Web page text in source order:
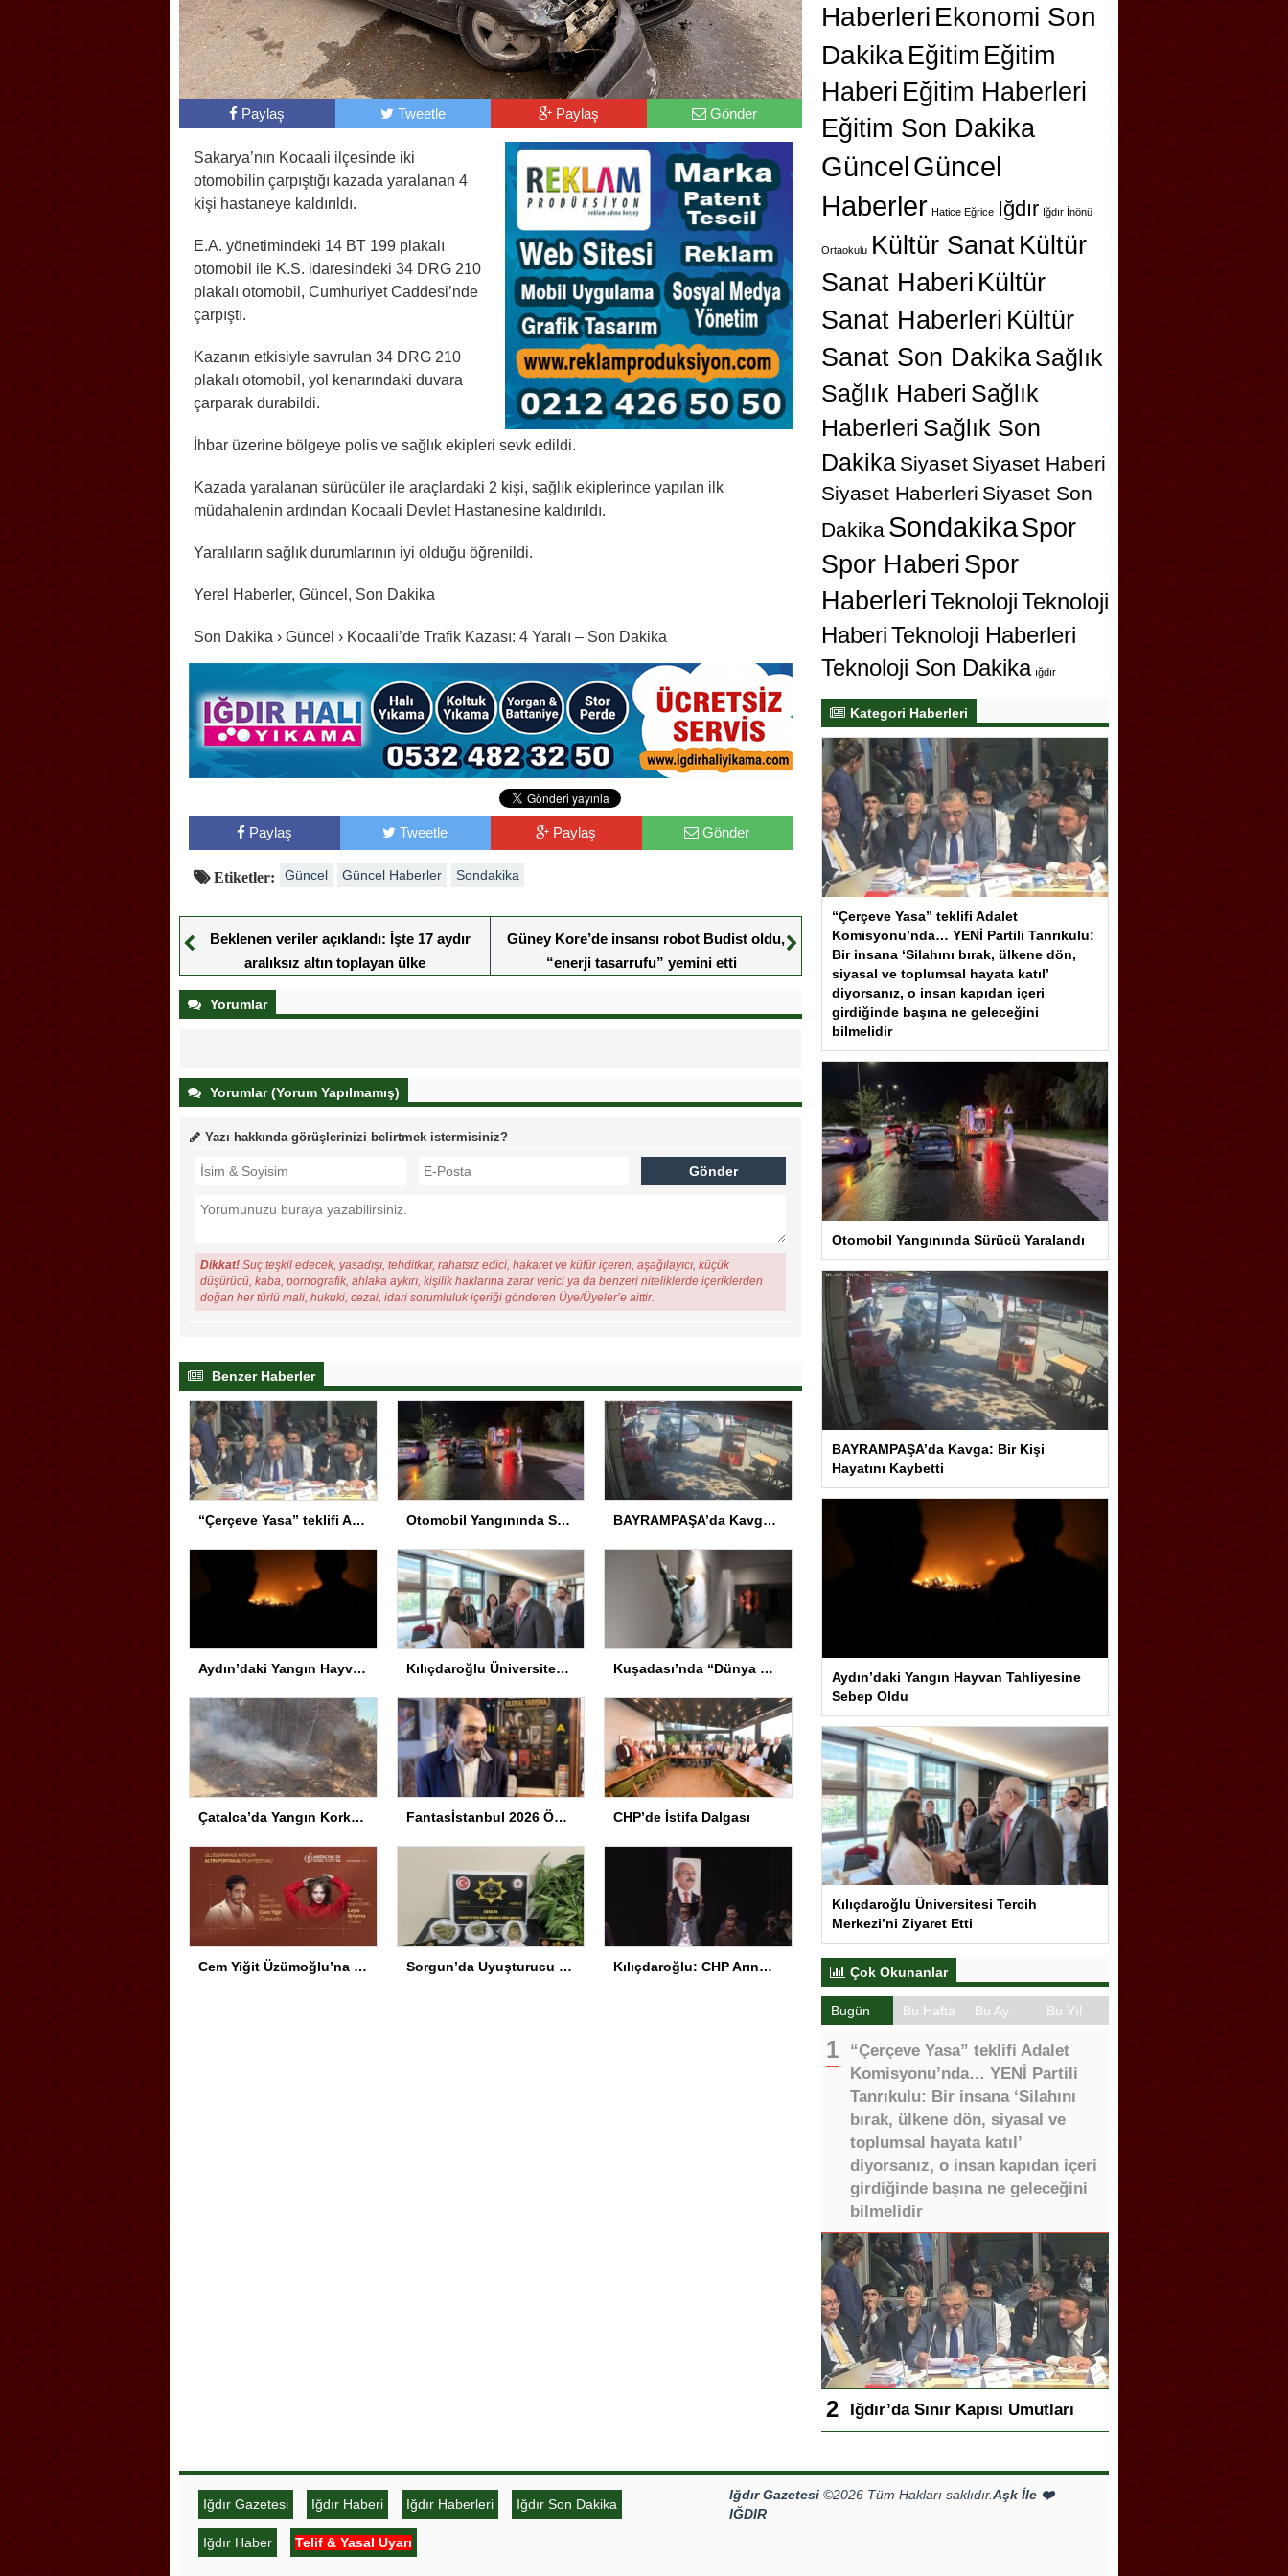
Paylaş Tweetle Paylaş Gönder
Sakarya’nın Kocaali ilçesinde iki
otomobilin çarpıştığı kazada yaralanan 4
kişi hastaneye kaldırıldı.
E.A. yönetimindeki 14 BT 199 plakalı
otomobil ile K.S. idaresindeki 34 DRG 210
plakalı otomobil, Cumhuriyet Caddesi’nde
çarpıştı.
Kazanın etkisiyle savrulan 34 DRG 210
plakalı otomobil, yol kenarındaki duvara
çarparak durabildi.
İhbar üzerine bölgeye polis ve sağlık ekipleri sevk edildi.
Kazada yaralanan sürücüler ile araçlardaki 2 kişi, sağlık ekiplerince yapılan ilk
müdahalenin ardından Kocaali Devlet Hastanesine kaldırıldı.
Yaralıların sağlık durumlarının iyi olduğu öğrenildi.
Yerel Haberler, Güncel, Son Dakika
Son Dakika › Güncel › Kocaali’de Trafik Kazası: 4 Yaralı – Son Dakika
Paylaş Tweetle Paylaş Gönder
Etiketler: Güncel Güncel Haberler Sondakika
Beklenen veriler açıklandı: İşte 17 aydır
aralıksız altın toplayan ülke
Güney Kore’de insansı robot Budist oldu,
“enerji tasarrufu” yemini etti
Yorumlar
Yorumlar (Yorum Yapılmamış)
Yazı hakkında görüşlerinizi belirtmek istermisiniz?
Dikkat! Suç teşkil edecek, yasadışı, tehditkar, rahatsız edici, hakaret ve küfür içeren, aşağılayıcı, küçük
düşürücü, kaba, pornografik, ahlaka aykırı, kişilik haklarına zarar verici ya da benzeri niteliklerde içeriklerden
doğan her türlü mali, hukuki, cezai, idari sorumluluk içeriği gönderen Üye/Üyeler’e aittir.
Benzer Haberler
“Çerçeve Yasa” teklifi Adalet Komisyonu’nda… YENİ Partili Tanrıkulu: Bir insana ‘Silahını bırak, ülkene dön, siyasal ve toplumsal hayata katıl’ diyorsanız, o insan kapıdan içeri girdiğinde başına ne geleceğini bilmelidir Otomobil Yangınında Sürücü Yaralandı BAYRAMPAŞA’da Kavga: Bir Kişi Hayatını Kaybetti
Aydın’daki Yangın Hayvan Tahliyesine Sebep Oldu Kılıçdaroğlu Üniversitesi Tercih Merkezi’ni Ziyaret Etti Kuşadası’nda “Dünya Hâlâ Çiçek Açıyor” sergisi sanatseverlerle buluşuyor
Çatalca’da Yangın Korkuttu Fantasİstanbul 2026 Ödül Töreni Yapıldı CHP’de İstifa Dalgası
Cem Yiğit Üzümoğlu’na Genç Başarı Ödülü Sorgun’da Uyuşturucu Operasyonu Kılıçdaroğlu: CHP Arınmak Zorunda
Haberleri Ekonomi Son
Dakika Eğitim Eğitim
Haberi Eğitim Haberleri
Eğitim Son Dakika
GüncelGüncel
Haberler Hatice Eğrice Iğdır Iğdır İnönü
Ortaokulu Kültür SanatKültür
Sanat Haberi Kültür
Sanat Haberleri Kültür
Sanat Son DakikaSağlık
Sağlık Haberi Sağlık
Haberleri Sağlık Son
Dakika Siyaset Siyaset Haberi
Siyaset Haberleri Siyaset Son
Dakika SondakikaSpor
Spor Haberi Spor
HaberleriTeknolojiTeknoloji
HaberiTeknoloji Haberleri
Teknoloji Son Dakika ığdır
Kategori Haberleri
“Çerçeve Yasa” teklifi Adalet
Komisyonu’nda… YENİ Partili Tanrıkulu:
Bir insana ‘Silahını bırak, ülkene dön,
siyasal ve toplumsal hayata katıl’
diyorsanız, o insan kapıdan içeri
girdiğinde başına ne geleceğini
bilmelidir
Otomobil Yangınında Sürücü Yaralandı
BAYRAMPAŞA’da Kavga: Bir Kişi
Hayatını Kaybetti
Aydın’daki Yangın Hayvan Tahliyesine
Sebep Oldu
Kılıçdaroğlu Üniversitesi Tercih
Merkezi’ni Ziyaret Etti
Çok Okunanlar
Bugün Bu Hafta Bu Ay Bu Yıl
“Çerçeve Yasa” teklifi Adalet
Komisyonu’nda… YENİ Partili
Tanrıkulu: Bir insana ‘Silahını
bırak, ülkene dön, siyasal ve
toplumsal hayata katıl’
diyorsanız, o insan kapıdan içeri
girdiğinde başına ne geleceğini
bilmelidir
Iğdır’da Sınır Kapısı Umutları
Iğdır Gazetesi Iğdır Haberi Iğdır Haberleri Iğdır Son Dakika
Iğdır Haber Telif & Yasal Uyarı
Iğdır Gazetesi ©2026 Tüm Hakları saklıdır.Aşk İle ❤️
IĞDIR